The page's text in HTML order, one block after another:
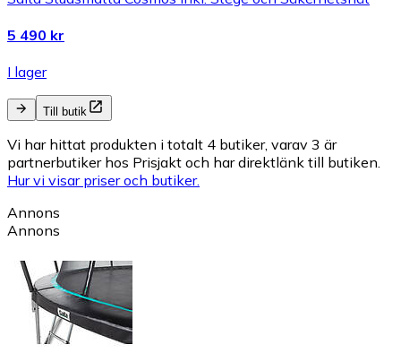
5 490 kr
I lager
Till butik
Vi har hittat produkten i totalt 4 butiker, varav 3 är
partnerbutiker hos Prisjakt och har direktlänk till butiken.
Hur vi visar priser och butiker.
Annons
Annons